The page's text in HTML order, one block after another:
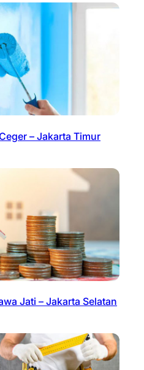
– Jakarta Timur
Jati – Jakarta Selatan